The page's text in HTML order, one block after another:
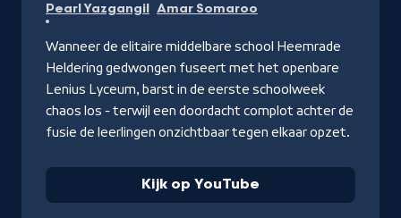
op
YouTube
Pearl Yazgangil Amar Somaroo
Wanneer de elitaire middelbare school Heemrade
Heldering gedwongen fuseert met het openbare
Lenius Lyceum, barst in de eerste schoolweek
chaos los - terwijl een doordacht complot achter de
fusie de leerlingen onzichtbaar tegen elkaar opzet.
Kijk op YouTube